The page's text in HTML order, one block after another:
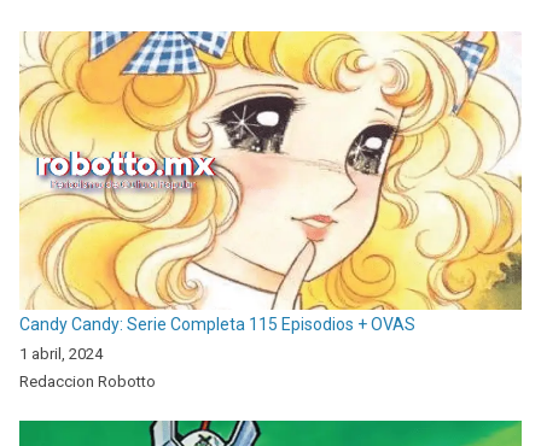
Candy Candy: Serie Completa 115 Episodios + OVAS
1 abril, 2024
Redaccion Robotto